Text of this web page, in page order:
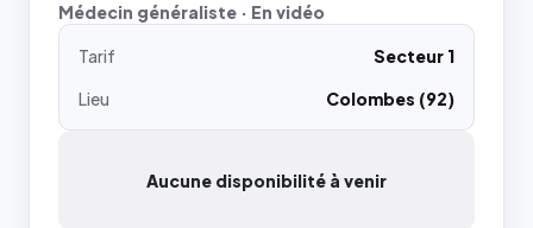
Médecin généraliste · En vidéo
Tarif
Secteur 1
Lieu
Colombes (92)
Aucune disponibilité à venir